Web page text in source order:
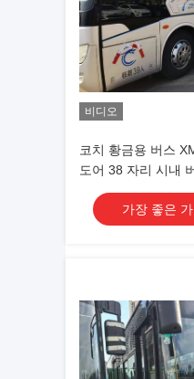
비디오
코치 황금용 버스
도어 38 자리 시내
가장 좋은